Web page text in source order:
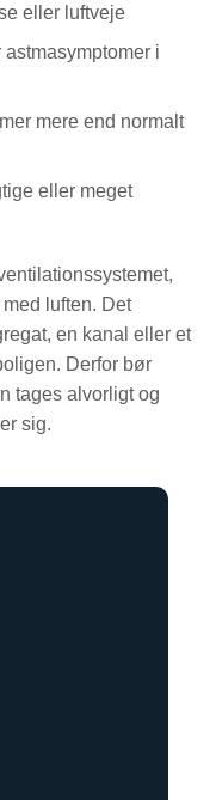
eller luftveje
i
mere end normalt
eller meget
luften. Det
en kanal eller et
Derfor bør
tages alvorligt og
sig.